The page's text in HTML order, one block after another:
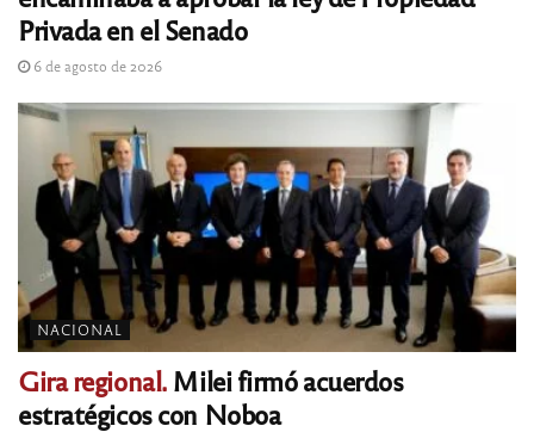
Privada en el Senado
6 de agosto de 2026
NACIONAL
Gira regional.Milei firmó acuerdos
estratégicos con Noboa